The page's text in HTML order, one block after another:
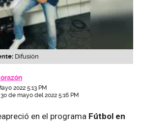
Difusión
2022 5:13 PM
de mayo del 2022 5:16 PM
en el programa Fútbol en